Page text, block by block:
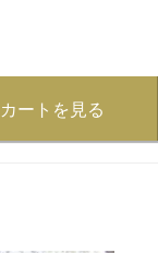
カートを見る